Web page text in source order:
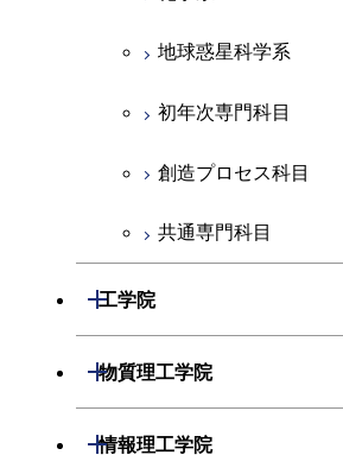
地球惑星科学系
初年次専門科目
創造プロセス科目
共通専門科目
工学院
開閉
機械系
物質理工学院
開閉
材料系
情報理工学院
開閉